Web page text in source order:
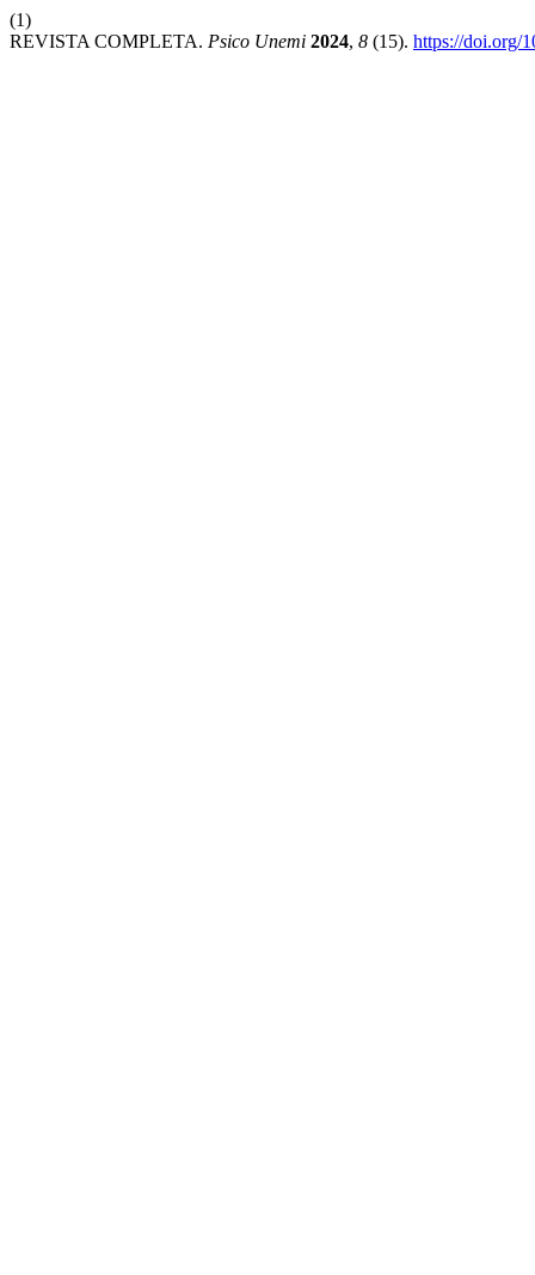
(1)
REVISTA COMPLETA. Psico Unemi 2024, 8 (15). https://doi.org/